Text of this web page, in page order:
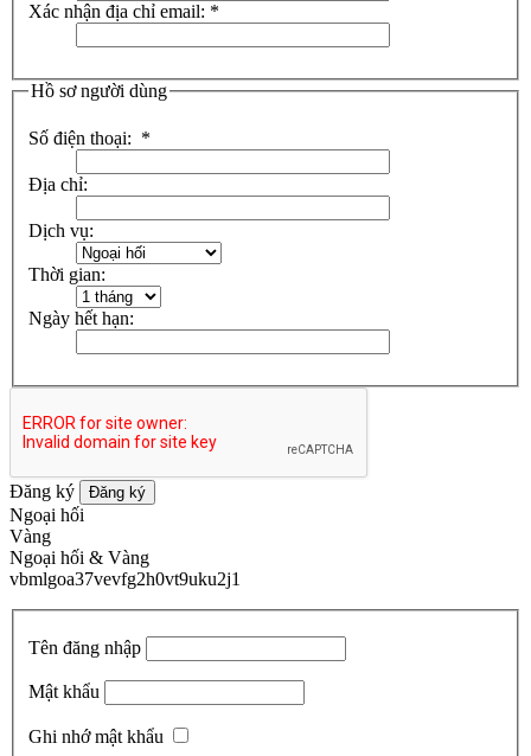
Xác nhận địa chỉ email: *
Hồ sơ người dùng
Số điện thoại: *
Địa chỉ:
Dịch vụ:
Thời gian:
Ngày hết hạn:
Đăng ký Đăng ký
Ngoại hối
Vàng
Ngoại hối & Vàng
vbmlgoa37vevfg2h0vt9uku2j1
Tên đăng nhập
Mật khẩu
Ghi nhớ mật khẩu